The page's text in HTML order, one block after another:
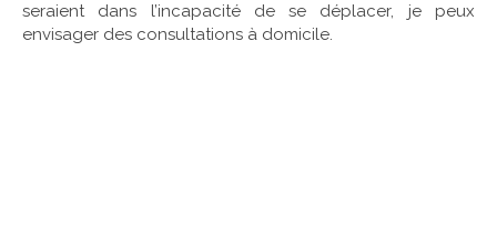
seraient dans l’incapacité de se déplacer, je peux
envisager des consultations à domicile.